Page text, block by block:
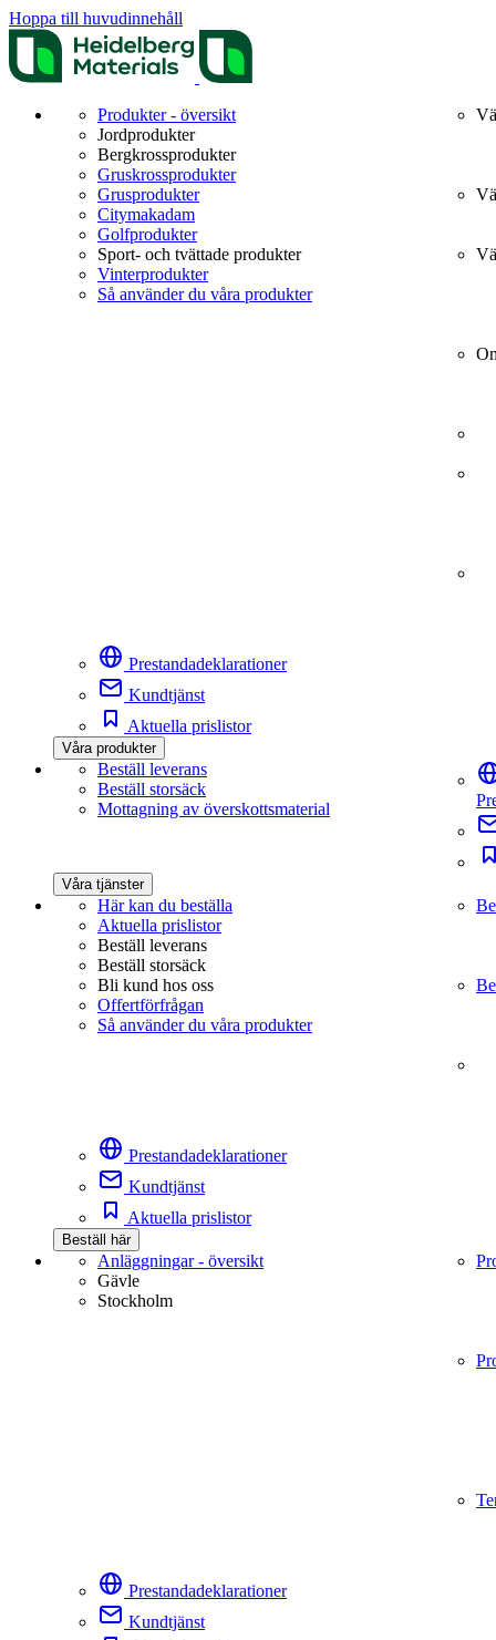
Hoppa till huvudinnehåll
Produkter - översikt
Jordprodukter
Bergkrossprodukter
Gruskrossprodukter
Grusprodukter
Citymakadam
Golfprodukter
Sport- och tvättade produkter
Vinterprodukter
Så använder du våra produkter
Prestandadeklarationer
Kundtjänst
Aktuella prislistor
Våra produkter
Beställ leverans
Beställ storsäck
Mottagning av överskottsmaterial
Våra tjänster
Här kan du beställa
Aktuella prislistor
Beställ leverans
Beställ storsäck
Bli kund hos oss
Offertförfrågan
Så använder du våra produkter
Prestandadeklarationer
Kundtjänst
Aktuella prislistor
Beställ här
Anläggningar - översikt
Gävle
Stockholm
Prestandadeklarationer
Kundtjänst